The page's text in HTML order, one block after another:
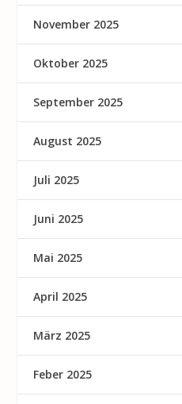
November 2025
Oktober 2025
September 2025
August 2025
Juli 2025
Juni 2025
Mai 2025
April 2025
März 2025
Feber 2025